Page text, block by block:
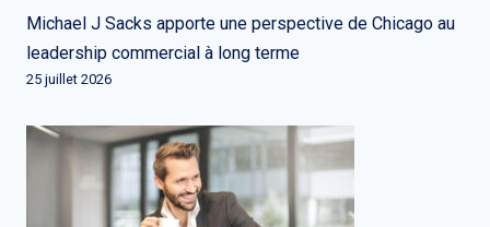
Michael J Sacks apporte une perspective de Chicago au
leadership commercial à long terme
25 juillet 2026